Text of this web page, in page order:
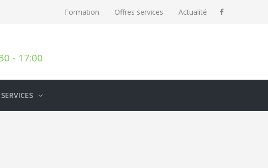
Formation Offres services Actualité
- 17:00
SERVICES